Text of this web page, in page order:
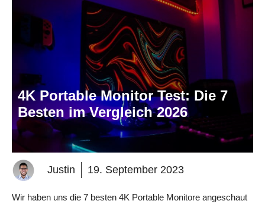
4K Portable Monitor Test: Die 7
Besten im Vergleich 2026
Justin 19. September 2023
Wir haben uns die 7 besten 4K Portable Monitore angeschaut